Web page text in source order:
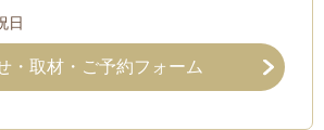
日
・取材・ご予約フォーム